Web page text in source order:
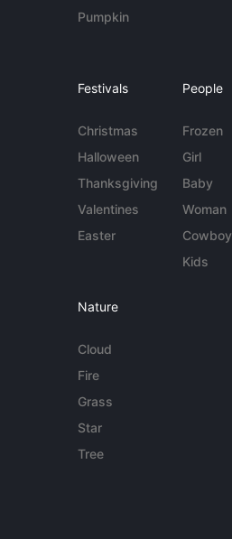
Pumpkin
Festivals
Christmas
Halloween
Thanksgiving
Valentines
Easter
People
Frozen
Girl
Baby
Woman
Cowboy
Kids
Nature
Cloud
Fire
Grass
Star
Tree